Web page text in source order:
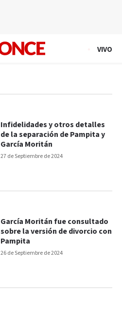
VIVO
27 de Septiembre de 2024
Infidelidades y otros detalles
de la separación de Pampita y
García Moritán
26 de Septiembre de 2024
García Moritán fue consultado
sobre la versión de divorcio con
Pampita